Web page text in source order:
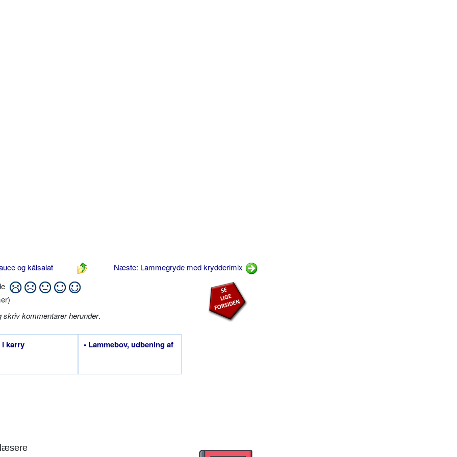
og kålsalat
Næste: Lammegryde med krydderimix
skriv kommentarer herunder.
i karry • Lammebov, udbening af